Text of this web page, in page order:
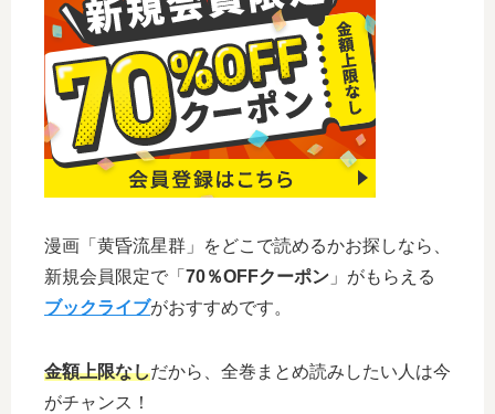
漫画「黄昏流星群」をどこで読めるかお探しなら、
新規会員限定で「 70％OFFクーポン 」がもらえる
ブックライブがおすすめです。
金額上限なしだから、全巻まとめ読みしたい人は今
がチャンス！